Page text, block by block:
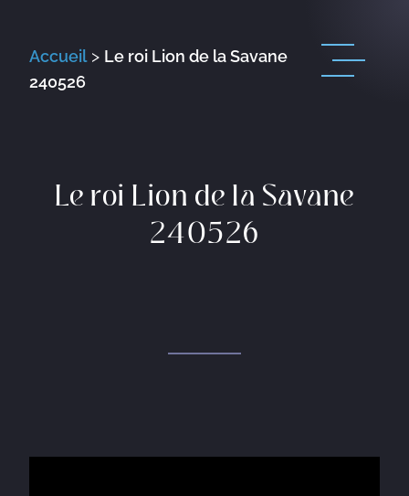
Accueil> Le roi Lion de la Savane
240526
Le roi Lion de la Savane
240526